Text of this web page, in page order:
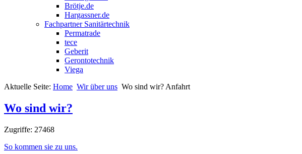
Brötje.de
Hargassner.de
Fachpartner Sanitärtechnik
Permatrade
tece
Geberit
Gerontotechnik
Viega
Aktuelle Seite: Home Wir über uns Wo sind wir? Anfahrt
Wo sind wir?
Zugriffe: 27468
So kommen sie zu uns.